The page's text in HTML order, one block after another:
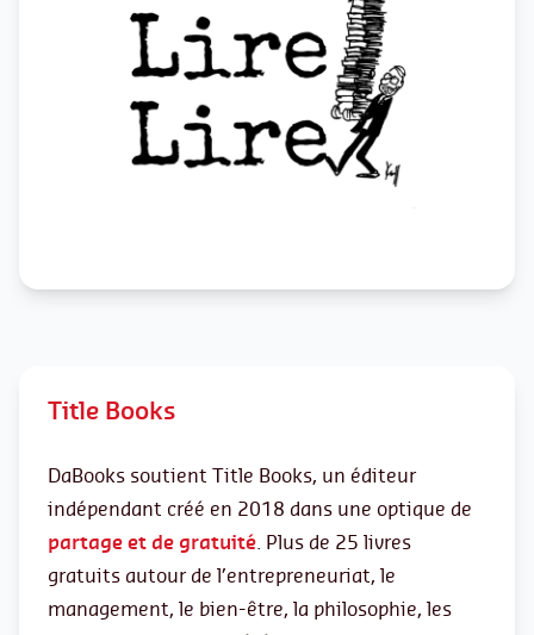
Title Books
DaBooks soutient Title Books, un éditeur
indépendant créé en 2018 dans une optique de
partage et de gratuité. Plus de 25 livres
gratuits autour de l’entrepreneuriat, le
management, le bien-être, la philosophie, les